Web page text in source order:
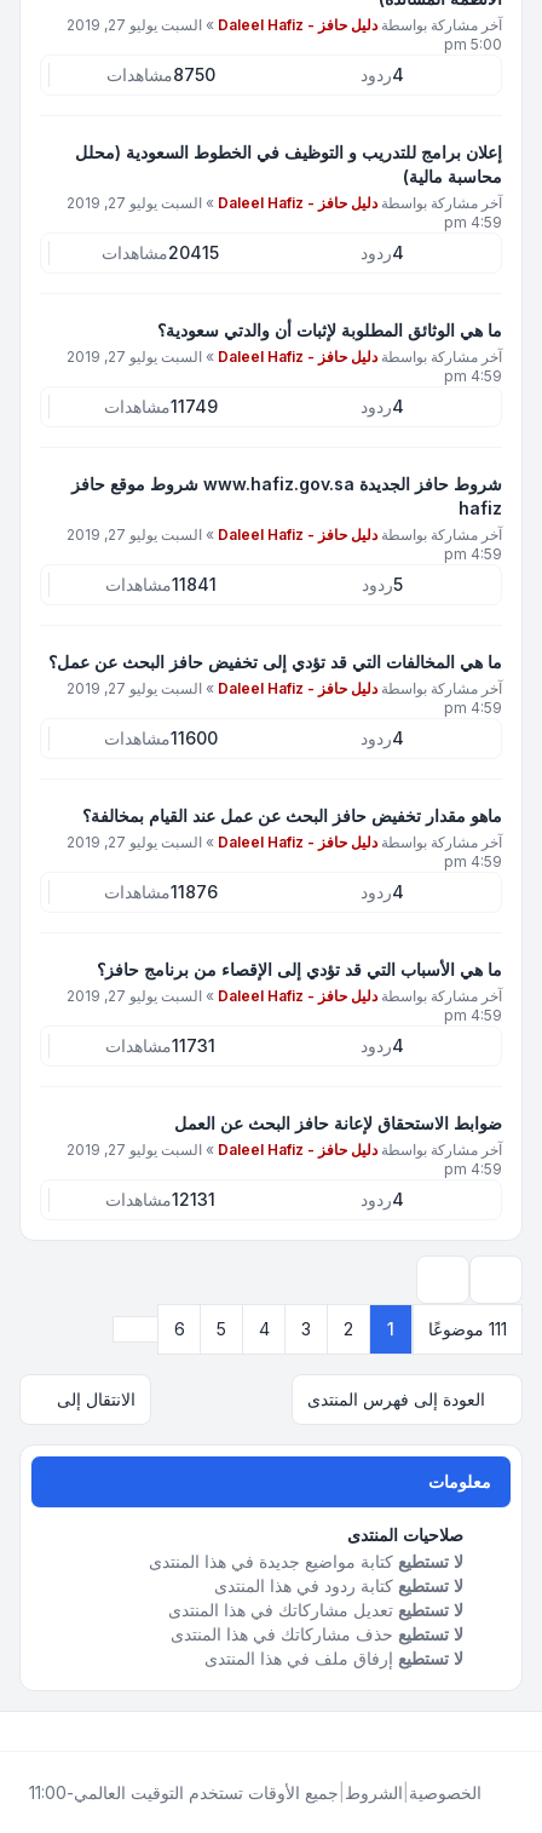
آخر مشاركة بواسطةدليل حافز - Daleel Hafiz »
السبت يوليو 27, 2019
5:00 pm
4ردود 8750مشاهدات
إعلان برامج للتدريب و التوظيف في الخطوط السعودية (محلل
محاسبة مالية)
آخر مشاركة بواسطةدليل حافز - Daleel Hafiz »
السبت يوليو 27, 2019
4:59 pm
4ردود 20415مشاهدات
ما هي الوثائق المطلوبة لإثبات أن والدتي سعودية؟
آخر مشاركة بواسطةدليل حافز - Daleel Hafiz »
السبت يوليو 27, 2019
4:59 pm
4ردود 11749مشاهدات
شروط حافز الجديدة www.hafiz.gov.sa شروط موقع حافز
hafiz
آخر مشاركة بواسطةدليل حافز - Daleel Hafiz »
السبت يوليو 27, 2019
4:59 pm
5ردود 11841مشاهدات
ما هي المخالفات التي قد تؤدي إلى تخفيض حافز البحث عن عمل؟
آخر مشاركة بواسطةدليل حافز - Daleel Hafiz »
السبت يوليو 27, 2019
4:59 pm
4ردود 11600مشاهدات
ماهو مقدار تخفيض حافز البحث عن عمل عند القيام بمخالفة؟
آخر مشاركة بواسطةدليل حافز - Daleel Hafiz »
السبت يوليو 27, 2019
4:59 pm
4ردود 11876مشاهدات
ما هي الأسباب التي قد تؤدي إلى الإقصاء من برنامج حافز؟
آخر مشاركة بواسطةدليل حافز - Daleel Hafiz »
السبت يوليو 27, 2019
4:59 pm
4ردود 11731مشاهدات
ضوابط الاستحقاق لإعانة حافز البحث عن العمل
آخر مشاركة بواسطةدليل حافز - Daleel Hafiz »
السبت يوليو 27, 2019
4:59 pm
4ردود 12131مشاهدات
111 موضوعًا
1
2
3
4
5
6
العودة إلى فهرس المنتدى الانتقال إلى
معلومات
صلاحيات المنتدى
لا تستطيع كتابة مواضيع جديدة في هذا المنتدى
لا تستطيع كتابة ردود في هذا المنتدى
لا تستطيع تعديل مشاركاتك في هذا المنتدى
لا تستطيع حذف مشاركاتك في هذا المنتدى
لا تستطيع إرفاق ملف في هذا المنتدى
الخصوصية الشروط جميع الأوقات تستخدم التوقيت العالمي-11:00